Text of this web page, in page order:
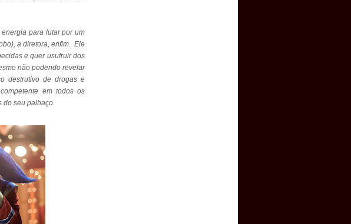
para lutar por um
a diretora, enfim. Ele
e quer usufruir dos
não podendo revelar
destrutivo de drogas e
em todos os
do seu palhaço.